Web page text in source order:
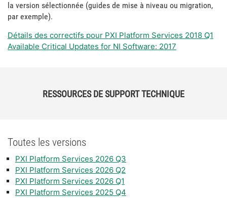
la version sélectionnée (guides de mise à niveau ou migration,
par exemple).
Détails des correctifs pour PXI Platform Services 2018 Q1
Available Critical Updates for NI Software: 2017
RESSOURCES DE SUPPORT TECHNIQUE
Toutes les versions
PXI Platform Services 2026 Q3
PXI Platform Services 2026 Q2
PXI Platform Services 2026 Q1
PXI Platform Services 2025 Q4